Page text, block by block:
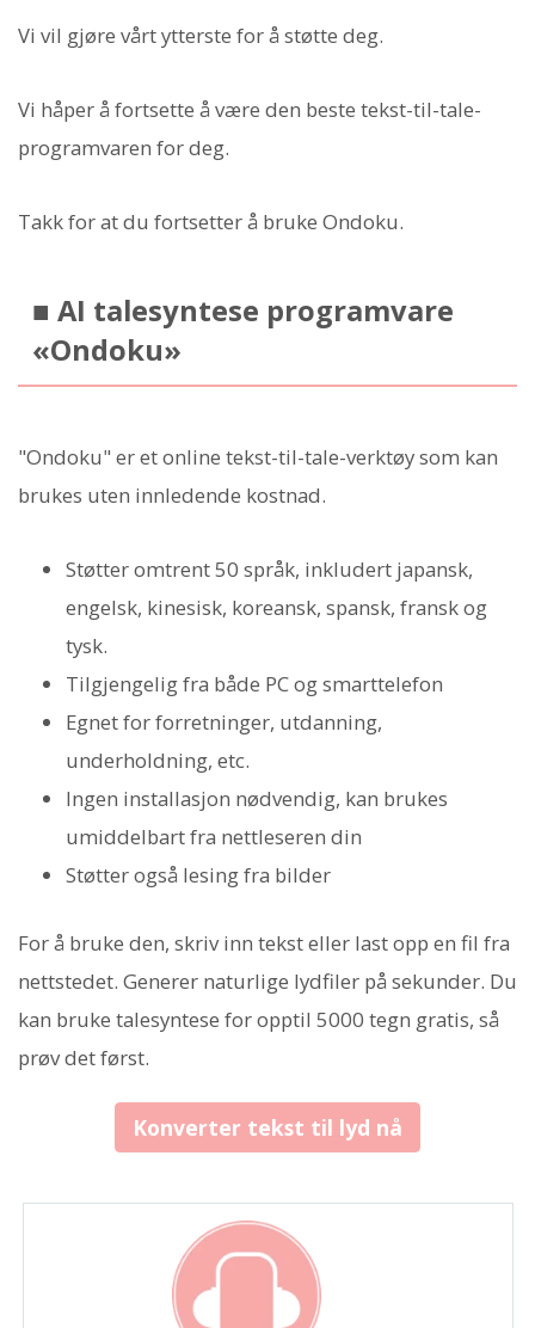
Vi vil gjøre vårt ytterste for å støtte deg.
Vi håper å fortsette å være den beste tekst-til-tale-
programvaren for deg.
Takk for at du fortsetter å bruke Ondoku.
■ AI talesyntese programvare
«Ondoku»
"Ondoku" er et online tekst-til-tale-verktøy som kan
brukes uten innledende kostnad.
Støtter omtrent 50 språk, inkludert japansk,
engelsk, kinesisk, koreansk, spansk, fransk og
tysk.
Tilgjengelig fra både PC og smarttelefon
Egnet for forretninger, utdanning,
underholdning, etc.
Ingen installasjon nødvendig, kan brukes
umiddelbart fra nettleseren din
Støtter også lesing fra bilder
For å bruke den, skriv inn tekst eller last opp en fil fra
nettstedet. Generer naturlige lydfiler på sekunder. Du
kan bruke talesyntese for opptil 5000 tegn gratis, så
prøv det først.
Konverter tekst til lyd nå